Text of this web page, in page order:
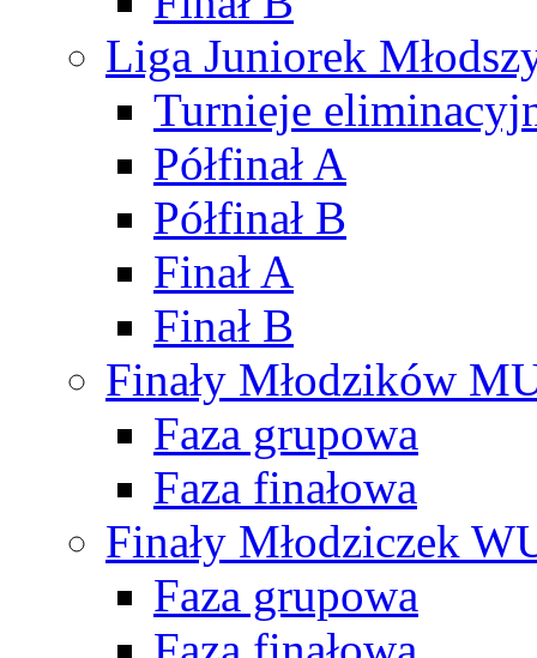
Liga Juniorek
Turnieje
Półfinał A
Półfinał B
Finał A
Finał B
Finały Młodzików
Faza grupowa
Faza finałowa
Finały Młodziczek
Faza grupowa